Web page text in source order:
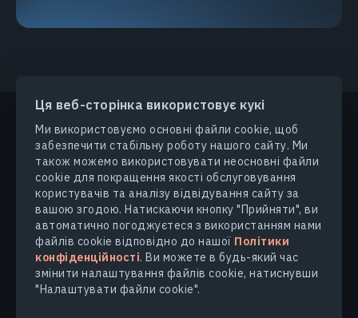
Ця веб-сторінка використовує кукі
Ми використовуємо основні файли cookie, щоб
забезпечити стабільну роботу нашого сайту. Ми
також можемо використовувати неосновні файли
cookie для покращення якості обслуговування
користувачів та аналізу відвідування сайту за
вашою згодою. Натискаючи кнопку "Прийняти", ви
автоматично погоджуєтеся з використанням нами
файлів cookie відповідно до нашої Політики
конфіденційності. Ви можете в будь-який час
змінити налаштування файлів cookie, натиснувши
"Налаштувати файли cookie".
ПРОДУКТИ ТА РІШЕННЯ
ГАЛУЗІ
КОМПАНІЯ
ДІЗНАТИСЯ БІЛЬШЕ